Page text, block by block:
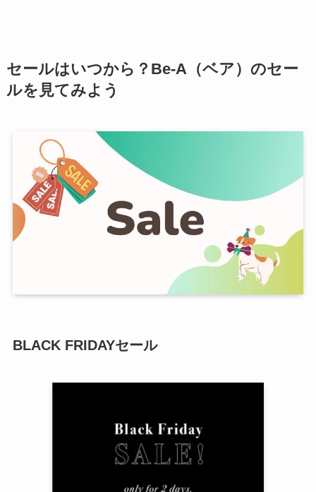
セールはいつから？Be-A（ベア）のセー
ルを見てみよう
BLACK FRIDAYセール